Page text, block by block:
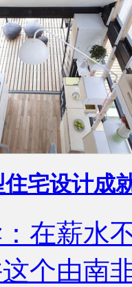
宅设计成
在薪水
个由南